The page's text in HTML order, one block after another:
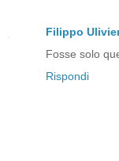
Filippo
Fosse solo
Rispondi